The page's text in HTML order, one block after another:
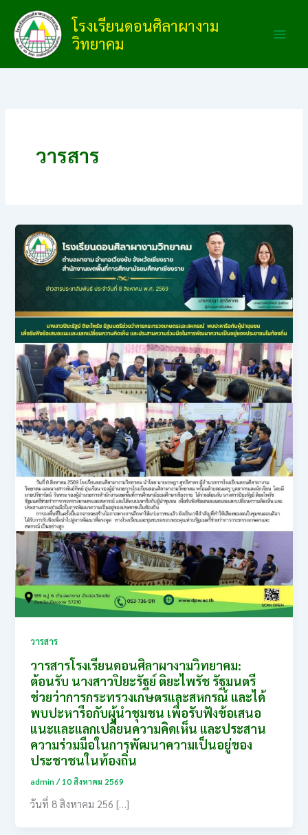
content
โรงเรียนดอนศิลาผางาม
วิทยาคม
วารสาร
วารสาร
วารสารโรงเรียนดอนศิลาผางามวิทยาคม:
ต้อนรับ นางสาวปิยะรัฐย์ ติยะไพรัช รัฐมนตรี
ช่วยว่าการกระทรวงเกษตรและสหกรณ์ และได้
พบปะหารือกับผู้นำชุมชน เพื่อรับฟังข้อเสนอ
แนะและแลกเปลี่ยนความคิดเห็น และประสาน
ความร่วมมือในการพัฒนาความเป็นอยู่ของ
ประชาชนในท้องถิ่น
admin/10 สิงหาคม 2569
วันที่ 8 สิงหาคม 256 […]